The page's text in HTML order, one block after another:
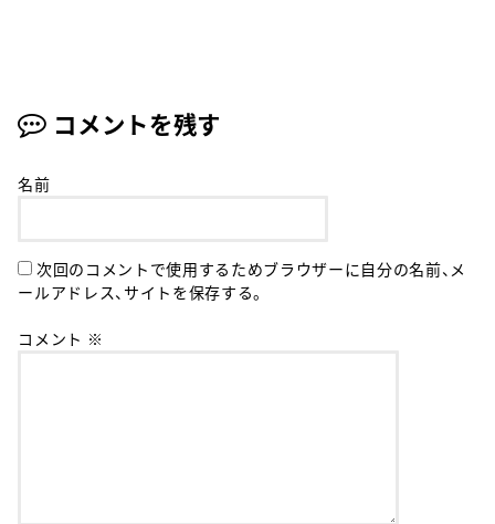
コメントを残す
名前
次回のコメントで使用するためブラウザーに自分の名前、メ
ールアドレス、サイトを保存する。
コメント ※